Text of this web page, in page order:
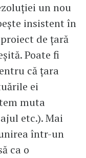
un nou
insistent în
de țară
Poate fi
că țara
ei
muta
etc.). Mai
într-un
ca o